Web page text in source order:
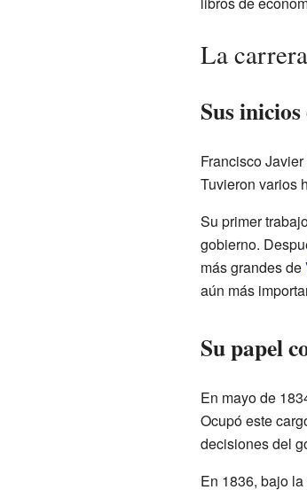
La
Sus
Francisco
Tuvieron varios
Su primer
gobierno.
más grandes de
aún más
Su papel
En mayo de
Ocupó este
decisiones del
En 1836, bajo